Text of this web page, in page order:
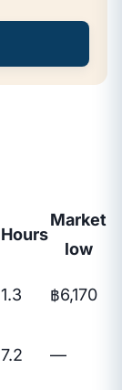
Hours
Market
low
1.3 ฿6,170
7.2 —